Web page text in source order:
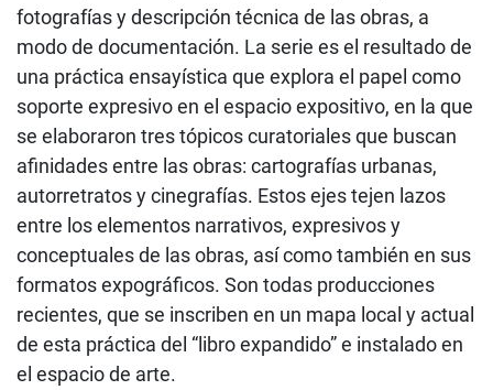
fotografías y descripción técnica de las obras, a
modo de documentación. La serie es el resultado de
una práctica ensayística que explora el papel como
soporte expresivo en el espacio expositivo, en la que
se elaboraron tres tópicos curatoriales que buscan
afinidades entre las obras: cartografías urbanas,
autorretratos y cinegrafías. Estos ejes tejen lazos
entre los elementos narrativos, expresivos y
conceptuales de las obras, así como también en sus
formatos expográficos. Son todas producciones
recientes, que se inscriben en un mapa local y actual
de esta práctica del “libro expandido” e instalado en
el espacio de arte.